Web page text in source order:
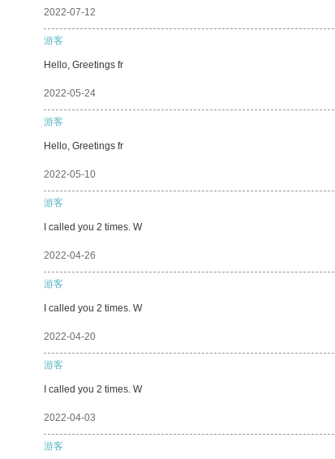
2022-07-12
游客
Hello, Greetings fr
2022-05-24
游客
Hello, Greetings fr
2022-05-10
游客
I called you 2 times. W
2022-04-26
游客
I called you 2 times. W
2022-04-20
游客
I called you 2 times. W
2022-04-03
游客